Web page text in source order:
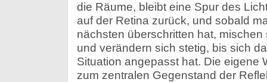
die Räume, bleibt eine Spur des
auf der Retina zurück, und sobald
nächsten überschritten hat,
und verändern sich stetig, bis sich
Situation angepasst hat. Die eigene
zum zentralen Gegenstand der